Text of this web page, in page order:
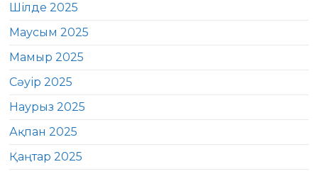
Шілде 2025
Маусым 2025
Мамыр 2025
Сәуір 2025
Наурыз 2025
Ақпан 2025
Қаңтар 2025